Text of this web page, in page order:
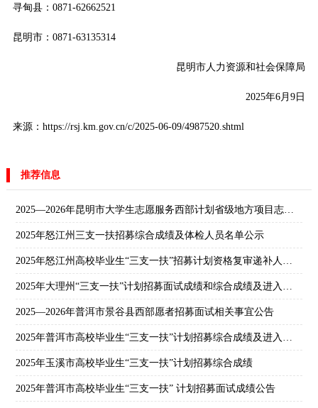
寻甸县：0871-62662521
昆明市：0871-63135314
昆明市人力资源和社会保障局
2025年6月9日
来源：https://rsj.km.gov.cn/c/2025-06-09/4987520.shtml
推荐信息
2025—2026年昆明市大学生志愿服务西部计划省级地方项目志愿者拟录公示
2025年怒江州三支一扶招募综合成绩及体检人员名单公示
2025年怒江州高校毕业生“三支一扶”招募计划资格复审递补人员名单
2025年大理州“三支一扶”计划招募面试成绩和综合成绩及进入体检人员名单
2025—2026年普洱市景谷县西部愿者招募面试相关事宜公告
2025年普洱市高校毕业生“三支一扶”计划招募综合成绩及进入体检环节公告
2025年玉溪市高校毕业生“三支一扶”计划招募综合成绩
2025年普洱市高校毕业生“三支一扶” 计划招募面试成绩公告